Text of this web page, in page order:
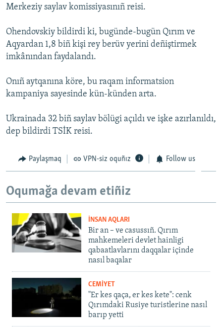
Merkeziy saylav komissiyasınıñ reisi.
Ohendovskiy bildirdi ki, bugünde-bugün Qırım ve
Aqyardan 1,8 biñ kişi rey berüv yerini deñiştirmek
imkânından faydalandı.
Onıñ aytqanına köre, bu raqam informatsion
kampaniya sayesinde kün-künden arta.
Ukrainada 32 biñ saylav bölügi açıldı ve işke azırlanıldı,
dep bildirdi TSİK reisi.
Paylaşmaq VPN-siz oquñız Follow us
Oqumağa devam etiñiz
İNSAN AQLARI
Bir an – ve casussıñ. Qırım
mahkemeleri devlet hainligi
qabaatlavlarını daqqalar içinde
nasıl baqalar
CEMİYET
"Er kes qaça, er kes kete": cenk
Qırımdaki Rusiye turistlerine nasıl
barıp yetti